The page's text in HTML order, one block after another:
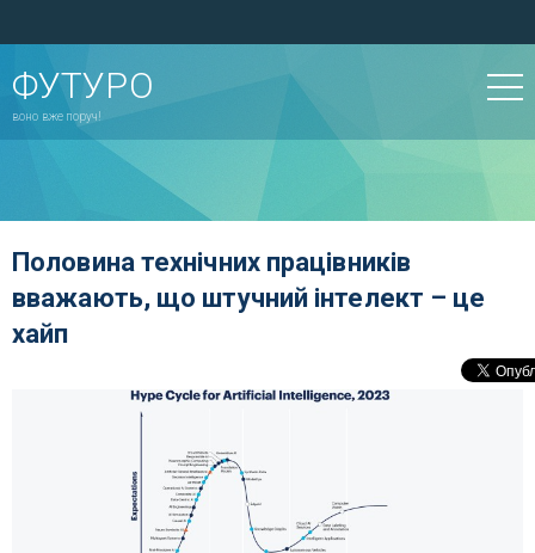
ФУТУРО
воно вже поруч!
Половина технічних працівників
вважають, що штучний інтелект – це
хайп